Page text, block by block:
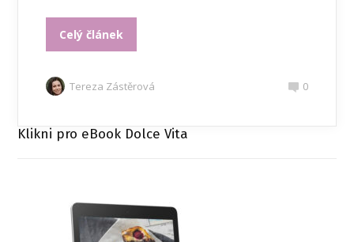
Celý článek
Tereza Zástěrová 0
Klikni pro eBook Dolce Vita